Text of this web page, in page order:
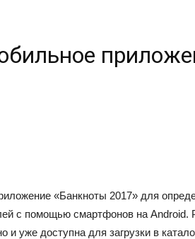
«Банкноты 2017» для
с помощью смартфонов на Android.
и уже доступна для загрузки в